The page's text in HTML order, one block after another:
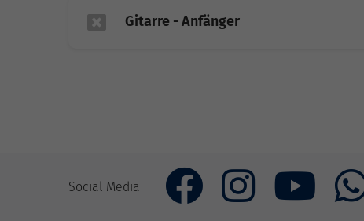
Gitarre - Anfänger
Social Media